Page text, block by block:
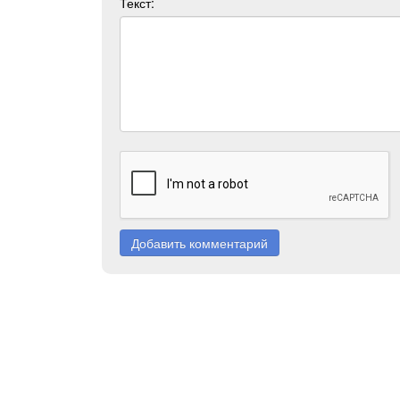
Добавить комментарий